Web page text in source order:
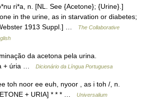
ri*a, n. [NL. See {Acetone}; {Urine}.]
in the urine, as in starvation or diabetes;
1913 Suppl.] …
The Collaborative
da acetona pela urina.
+ úria …
Dicionário da Língua Portuguesa
toh noor ee euh, nyoor , as i toh /, n.
+ URIA] * * * …
Universalium